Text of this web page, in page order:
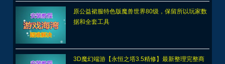
原公益裙服特色版魔兽世界80级，保留所以玩家数
据和全套工具
3D魔幻端游【永恒之塔3.5精修】最新整理完整商